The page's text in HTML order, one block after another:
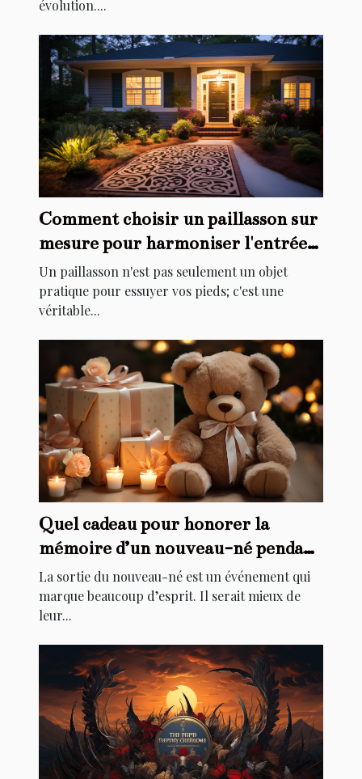
évolution....
Comment choisir un paillasson sur
mesure pour harmoniser l'entrée
de votre maison
Un paillasson n'est pas seulement un objet
pratique pour essuyer vos pieds; c'est une
véritable...
Quel cadeau pour honorer la
mémoire d’un nouveau-né pendant
son baptême ?
La sortie du nouveau-né est un événement qui
marque beaucoup d’esprit. Il serait mieux de
leur...